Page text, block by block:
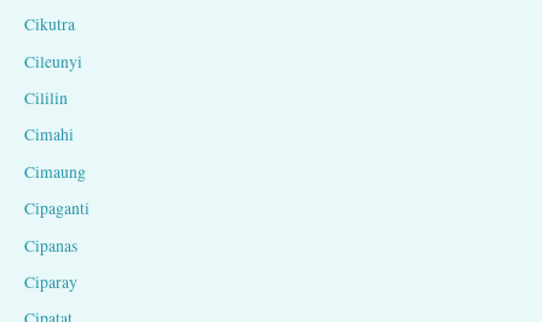
Cikutra
Cileunyi
Cililin
Cimahi
Cimaung
Cipaganti
Cipanas
Ciparay